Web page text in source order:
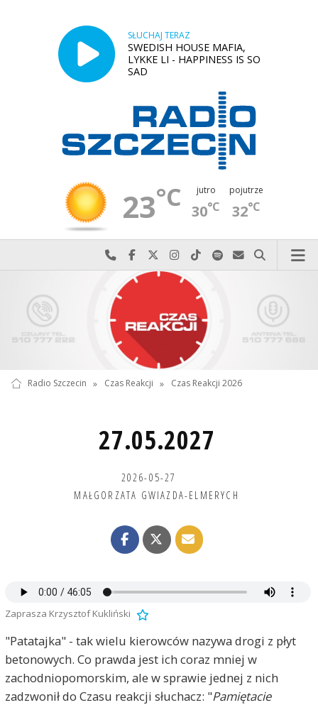
SŁUCHAJ TERAZ
SWEDISH HOUSE MAFIA,
LYKKE LI - HAPPINESS IS SO
SAD
23°C jutro
30°C
pojutrze
32°C
Najlepiej po prostu do nas zadzwoń
Odwiedź nas na Facebook-u
Odwiedź nas na X
Odwiedź nas na Instagram-ie
Odwiedź nas na TikTok-u
Szukaj nas na Spotify
Wyślij do nas
Szukaj
Radio Szczecin » Czas Reakcji » Czas Reakcji 2026
27.05.2027
2026-05-27
MAŁGORZATA GWIAZDA-ELMERYCH
Zaprasza Krzysztof Kukliński
"Patatajka" - tak wielu kierowców nazywa drogi z płyt
betonowych. Co prawda jest ich coraz mniej w
zachodniopomorskim, ale w sprawie jednej z nich
zadzwonił do Czasu reakcji słuchacz: "Pamiętacie